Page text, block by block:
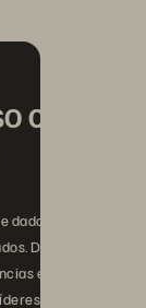
com
Das
em IA,
de TI a